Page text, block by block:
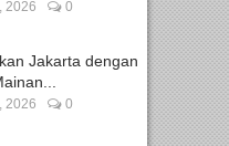
2026 0
Jakarta dengan
2026 0